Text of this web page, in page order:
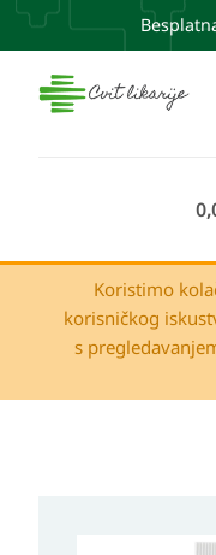
Koristimo
korisničkog
s